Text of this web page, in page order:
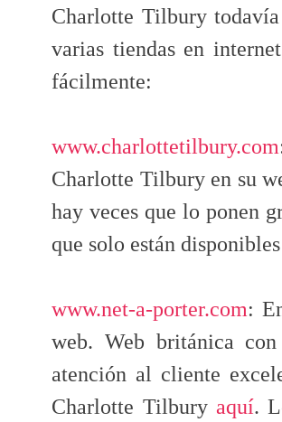
Charlotte Tilbury
varias tiendas en
fácilmente:
www.charlottetilbury.com
Charlotte Tilbury en su
hay veces que lo ponen
que solo están
www.net-a-porter.com:
web. Web británica
atención al cliente
Charlotte Tilbury aquí.